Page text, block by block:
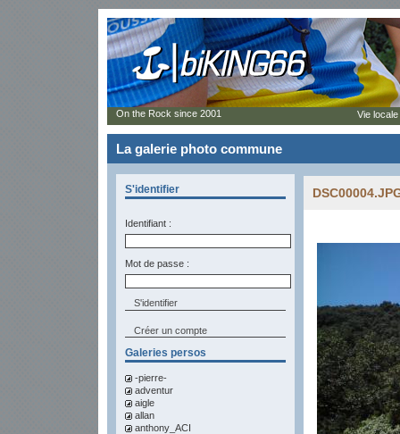
La galerie photo commune
S'identifier
Identifiant :
Mot de passe :
Créer un compte
Galeries persos
-pierre-
adventur
aigle
allan
anthony_ACI
On the Rock since 2001 Vie